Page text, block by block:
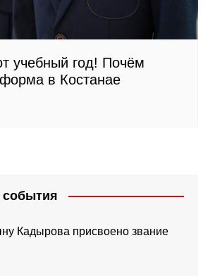
учебный год! Почём
в Костанае
события
Кадырова присвоено звание